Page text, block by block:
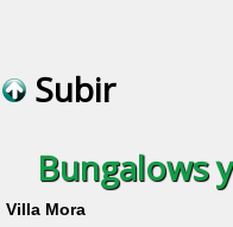
Subir
Bungalows
Villa Mora